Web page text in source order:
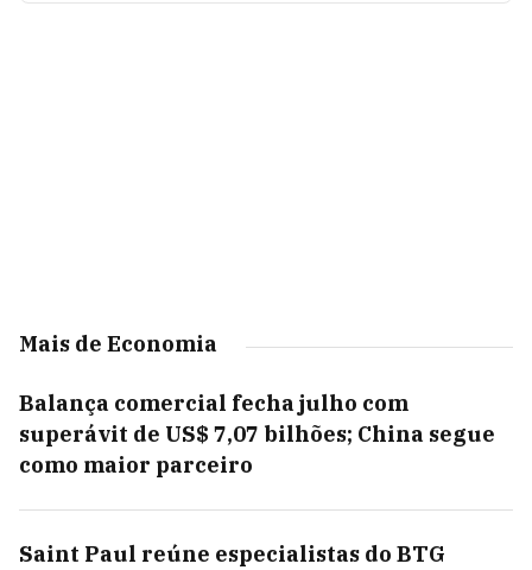
Mais de Economia
Balança comercial fecha julho com
superávit de US$ 7,07 bilhões; China segue
como maior parceiro
Saint Paul reúne especialistas do BTG